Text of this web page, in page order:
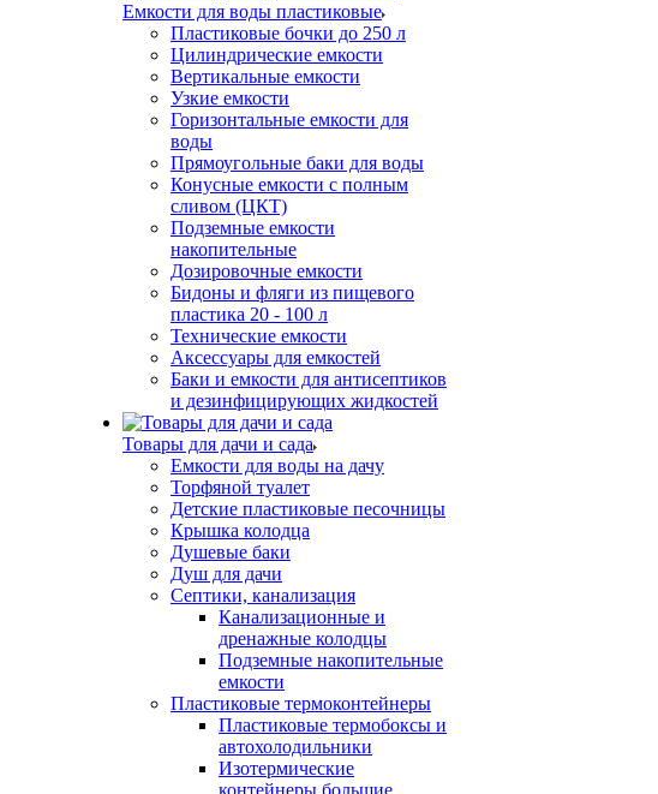
Емкости для воды пластиковые
Пластиковые бочки до 250 л
Цилиндрические емкости
Вертикальные емкости
Узкие емкости
Горизонтальные емкости для
воды
Прямоугольные баки для воды
Конусные емкости с полным
сливом (ЦКТ)
Подземные емкости
накопительные
Дозировочные емкости
Бидоны и фляги из пищевого
пластика 20 - 100 л
Технические емкости
Аксессуары для емкостей
Баки и емкости для антисептиков
и дезинфицирующих жидкостей
Товары для дачи и сада
Емкости для воды на дачу
Торфяной туалет
Детские пластиковые песочницы
Крышка колодца
Душевые баки
Душ для дачи
Септики, канализация
Канализационные и
дренажные колодцы
Подземные накопительные
емкости
Пластиковые термоконтейнеры
Пластиковые термобоксы и
автохолодильники
Изотермические
контейнеры большие